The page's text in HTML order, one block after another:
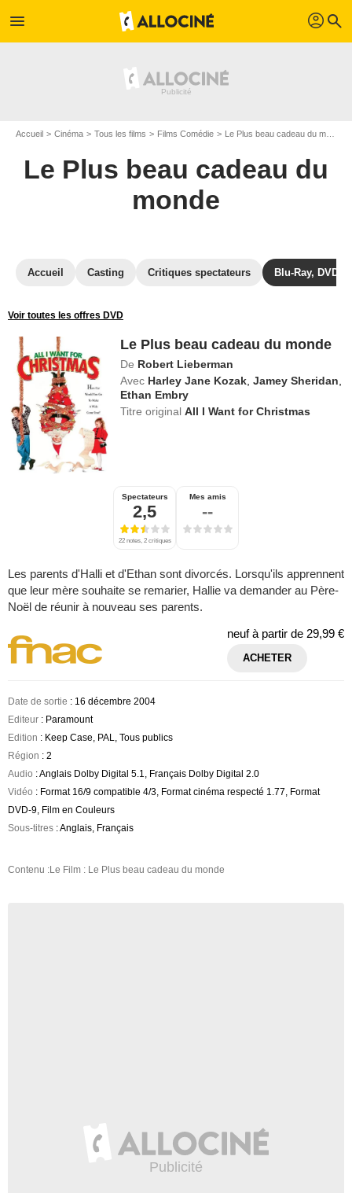
menu profil search
Accueil Cinéma Tous les films Films Comédie Le Plus beau cadeau du monde
Le Plus beau cadeau du
monde
Accueil Casting Critiques spectateurs Blu-Ray, DVD
Voir toutes les offres DVD
Le Plus beau cadeau du monde
De Robert Lieberman
Avec Harley Jane Kozak ,Jamey Sheridan
Ethan Embry
Titre originalAll I Want for Christmas
Spectateurs
2,5
22 notes, 2 critiques
Mes amis
--
Les parents d'Halli et d'Ethan sont divorcés. Lorsqu'ils apprennent
que leur mère souhaite se remarier, Hallie va demander au Père-
Noël de réunir à nouveau ses parents.
neuf à partir de 29,99 €
ACHETER
Date de sortie : 16 décembre 2004
Editeur : Paramount
Edition : Keep Case, PAL, Tous publics
Région : 2
Audio : Anglais Dolby Digital 5.1, Français Dolby Digital 2.0
Vidéo : Format 16/9 compatible 4/3, Format cinéma respecté 1.77, Format
DVD-9, Film en Couleurs
Sous-titres : Anglais, Français
Contenu :Le Film : Le Plus beau cadeau du monde